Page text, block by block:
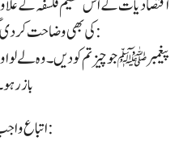
اقتصادیات کے اس عظیم فلسفہ کے
کی بھی وضاحت کر دی گئی ہے۔ وہ یہ کہ:
پیغمبرﷺ جو چیز تم کو دیں۔ وہ لے
باز
اتباع واجب ہے: